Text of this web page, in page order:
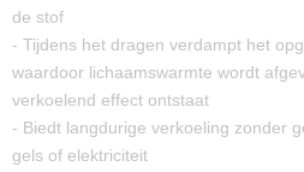
de stof
- Tijdens het dragen verdampt het
waardoor lichaamswarmte wordt
verkoelend effect ontstaat
- Biedt langdurige verkoeling zonder
gels of elektriciteit